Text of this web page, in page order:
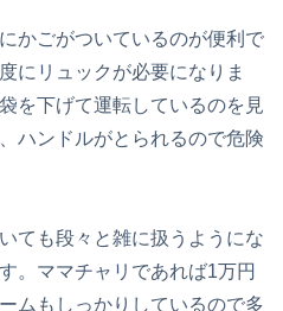
かごがついているのが便利で
にリュックが必要になりま
を下げて運転しているのを見
ハンドルがとられるので危険
ても段々と雑に扱うようにな
。ママチャリであれば1万円
ムもしっかりしているので多